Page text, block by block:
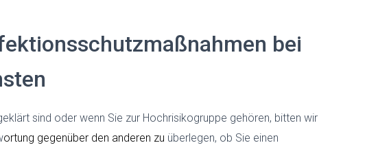
bei
sind oder wenn Sie zur Hochrisikogruppe gehören, bitten wir
ortung gegenüber den anderen zu überlegen, ob Sie einen